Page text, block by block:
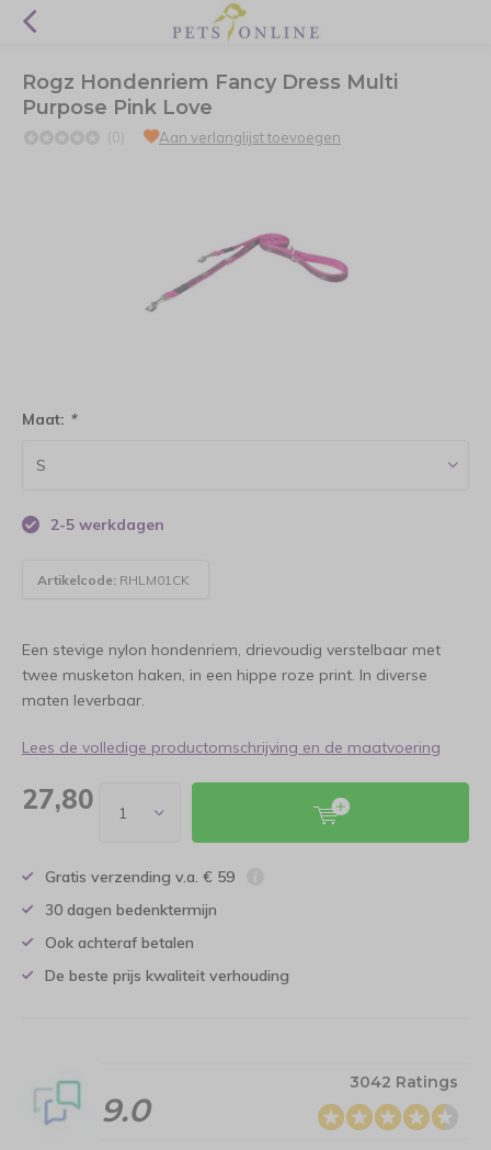
Rogz Hondenriem Fancy Dress Multi
Purpose Pink Love
(0) Aan verlanglijst toevoegen
Maat: *
2-5 werkdagen
Artikelcode: RHLM01CK
Een stevige nylon hondenriem, drievoudig verstelbaar met
twee musketon haken, in een hippe roze print. In diverse
maten leverbaar.
Lees de volledige productomschrijving en de maatvoering
27,80
Gratis verzending v.a. € 59
30 dagen bedenktermijn
Ook achteraf betalen
De beste prijs kwaliteit verhouding
9.0
3042 Ratings